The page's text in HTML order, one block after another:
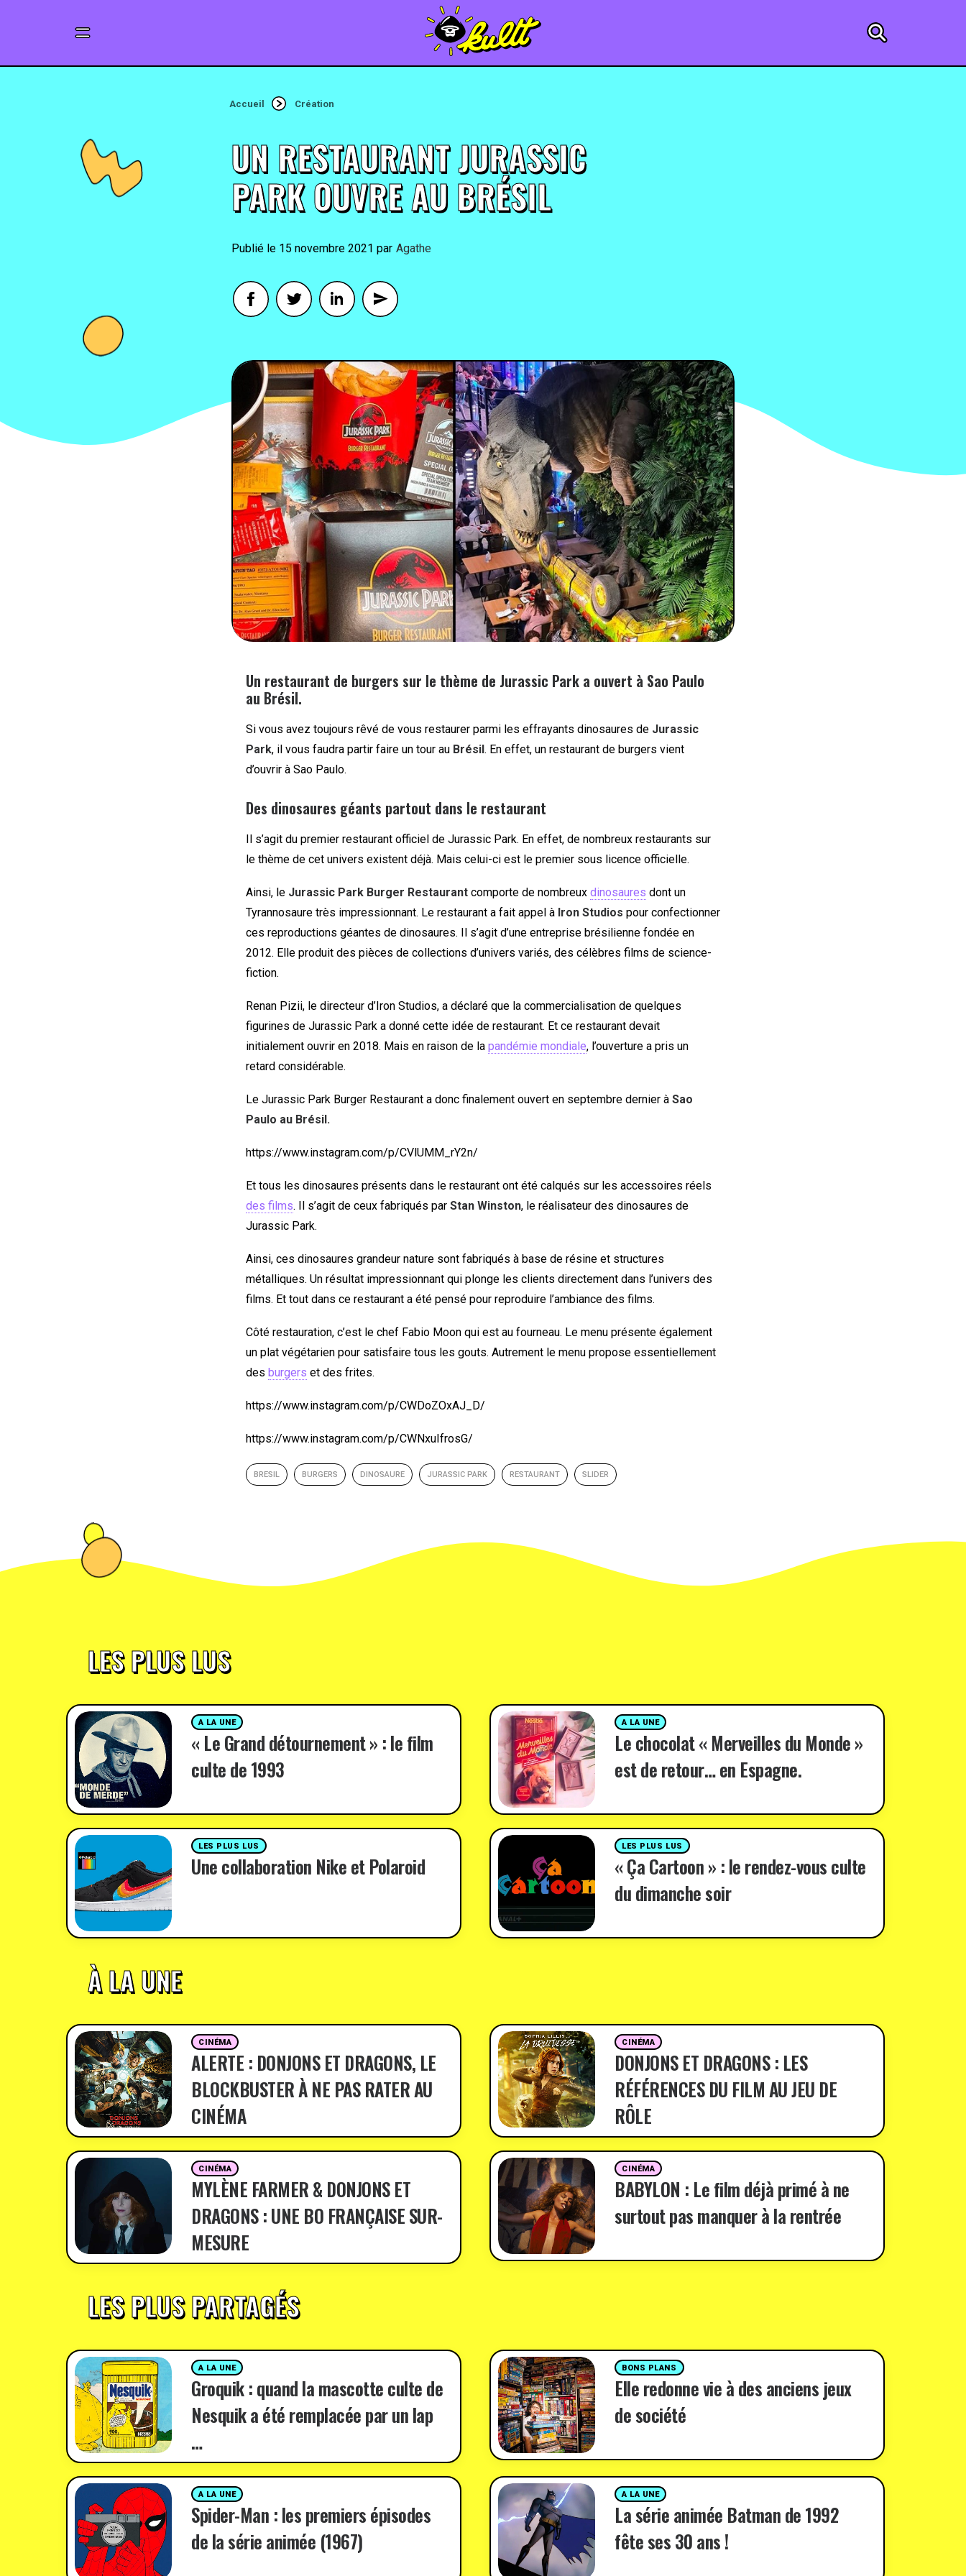
Accueil Création
UN RESTAURANT JURASSIC
PARK OUVRE AU BRÉSIL
15 novembre 2021 By Agathe
Un restaurant de burgers sur le thème de Jurassic Park a ouvert à Sao Paulo
au Brésil.
Si vous avez toujours rêvé de vous restaurer parmi les effrayants dinosaures de Jurassic
Park, il vous faudra partir faire un tour au Brésil. En effet, un restaurant de burgers vient
d’ouvrir à Sao Paulo.
Des dinosaures géants partout dans le restaurant
Il s’agit du premier restaurant officiel de Jurassic Park. En effet, de nombreux restaurants sur
le thème de cet univers existent déjà. Mais celui-ci est le premier sous licence officielle.
Ainsi, le Jurassic Park Burger Restaurant comporte de nombreux dinosaures dont un
Tyrannosaure très impressionnant. Le restaurant a fait appel à Iron Studios pour confectionner
ces reproductions géantes de dinosaures. Il s’agit d’une entreprise brésilienne fondée en
2012. Elle produit des pièces de collections d’univers variés, des célèbres films de science-
fiction.
Renan Pizii, le directeur d’Iron Studios, a déclaré que la commercialisation de quelques
figurines de Jurassic Park a donné cette idée de restaurant. Et ce restaurant devait
initialement ouvrir en 2018. Mais en raison de la pandémie mondiale, l’ouverture a pris un
retard considérable.
Le Jurassic Park Burger Restaurant a donc finalement ouvert en septembre dernier à Sao
Paulo au Brésil.
https://www.instagram.com/p/CVlUMM_rY2n/
Et tous les dinosaures présents dans le restaurant ont été calqués sur les accessoires réels
des films. Il s’agit de ceux fabriqués par Stan Winston, le réalisateur des dinosaures de
Jurassic Park.
Ainsi, ces dinosaures grandeur nature sont fabriqués à base de résine et structures
métalliques. Un résultat impressionnant qui plonge les clients directement dans l’univers des
films. Et tout dans ce restaurant a été pensé pour reproduire l’ambiance des films.
Côté restauration, c’est le chef Fabio Moon qui est au fourneau. Le menu présente également
un plat végétarien pour satisfaire tous les gouts. Autrement le menu propose essentiellement
des burgers et des frites.
https://www.instagram.com/p/CWDoZOxAJ_D/
https://www.instagram.com/p/CWNxuIfrosG/
BRESIL BURGERS DINOSAURE JURASSIC PARK RESTAURANT SLIDER
LES PLUS LUS
A LA UNE
« Le Grand détournement » : le film
culte de 1993
A LA UNE
Le chocolat « Merveilles du Monde »
est de retour… en Espagne.
LES PLUS LUS
Une collaboration Nike et Polaroid
LES PLUS LUS
« Ça Cartoon » : le rendez-vous culte
du dimanche soir
À LA UNE
CINÉMA
ALERTE : DONJONS ET DRAGONS, LE
BLOCKBUSTER À NE PAS RATER AU
CINÉMA
CINÉMA
DONJONS ET DRAGONS : LES
RÉFÉRENCES DU FILM AU JEU DE
RÔLE
CINÉMA
MYLÈNE FARMER & DONJONS ET
DRAGONS : UNE BO FRANÇAISE SUR-
MESURE
CINÉMA
BABYLON : Le film déjà primé à ne
surtout pas manquer à la rentrée
LES PLUS PARTAGÉS
A LA UNE
Groquik : quand la mascotte culte de
Nesquik a été remplacée par un lap
…
BONS PLANS
Elle redonne vie à des anciens jeux
de société
A LA UNE
Spider-Man : les premiers épisodes
de la série animée (1967)
A LA UNE
La série animée Batman de 1992
fête ses 30 ans !